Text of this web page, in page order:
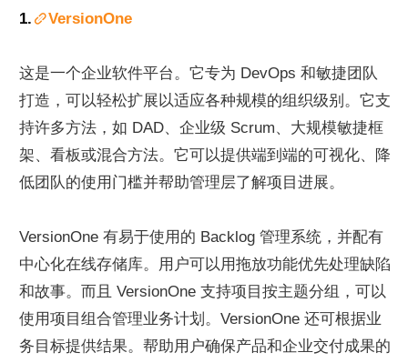
1. VersionOne
这是一个企业软件平台。它专为 DevOps 和敏捷团队
打造，可以轻松扩展以适应各种规模的组织级别。它支
持许多方法，如 DAD、企业级 Scrum、大规模敏捷框
架、看板或混合方法。它可以提供端到端的可视化、降
低团队的使用门槛并帮助管理层了解项目进展。
VersionOne 有易于使用的 Backlog 管理系统，并配有
中心化在线存储库。用户可以用拖放功能优先处理缺陷
和故事。而且 VersionOne 支持项目按主题分组，可以
使用项目组合管理业务计划。VersionOne 还可根据业
务目标提供结果。帮助用户确保产品和企业交付成果的